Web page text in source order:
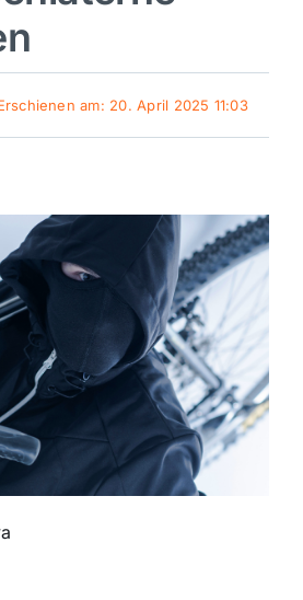
am: 20. April 2025 11:03